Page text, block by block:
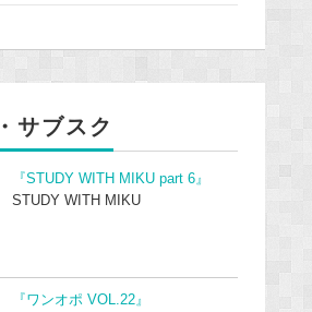
サブスク
『STUDY WITH MIKU part 6』
STUDY WITH MIKU
『ワンオポ VOL.22』